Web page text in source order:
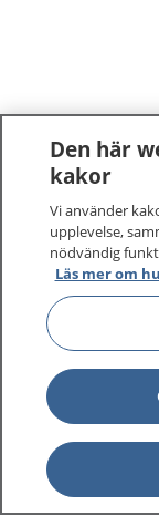
1177–
På 1177.se får
sjukdomar och
Logga in för att
vårdärenden.
1177 ger dig
Den här
kakor
Vi använder
upplevelse,
nödvändig
Läs mer om